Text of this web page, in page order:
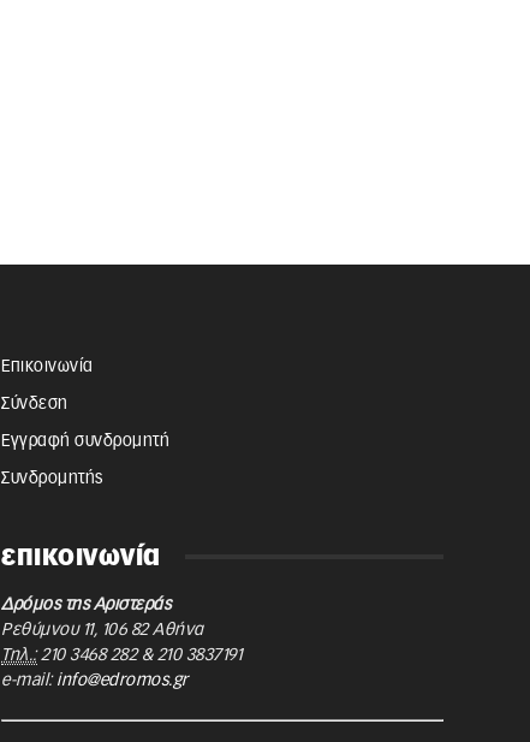
Επικοινωνία
Σύνδεση
Εγγραφή συνδρομητή
Συνδρομητής
επικοινωνία
Δρόμος της Αριστεράς
Ρεθύμνου 11, 106 82 Αθήνα
Τηλ.: 210 3468 282& 210 3837191
e-mail: info@edromos.gr